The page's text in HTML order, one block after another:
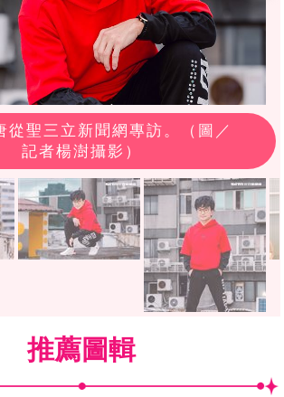
從聖三立新聞網專訪。（圖／
記者楊澍攝影）
推薦圖輯